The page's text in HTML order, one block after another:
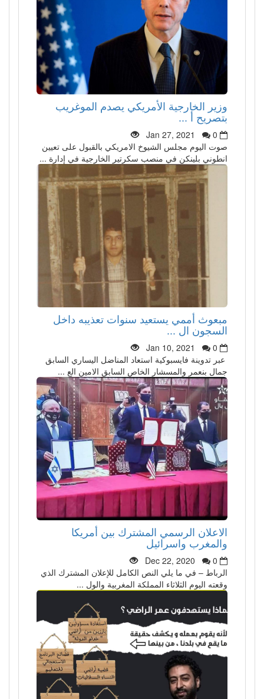
وزير الخارجية الأمريكي يصدم الموغريب
بتصريح أ ...
Jan 27, 2021
0
صوت اليوم مجلس الشيوخ الامريكي بالقبول على تعيين
انطوني بلينكن في منصب سكرتير الخارجية في إدارة ...
مبعوث أممي يستعيد سنوات تعذيبه داخل
السجون ال ...
Jan 10, 2021
0
عبر تدوينة فايسبوكية استعاد المناضل اليساري السابق
جمال بنعمر والمسشار الخاص السابق الامين الع ...
الاعلان الرسمي المشترك بين أمريكا
والمغرب واسرائيل
Dec 22, 2020
0
الرباط – في ما يلي النص الكامل للإعلان المشترك الذي
وقعته اليوم الثلاثاء المملكة المغربية والول ...